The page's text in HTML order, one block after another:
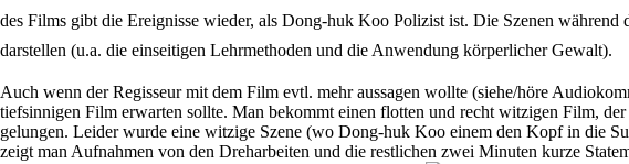
des Films gibt die Ereignisse wieder, als Dong-huk Koo Polizist ist. Die Szenen
darstellen (u.a. die einseitigen Lehrmethoden und die Anwendung körperlicher Gewalt).
Auch wenn der Regisseur mit dem Film evtl. mehr aussagen wollte (siehe/höre
tiefsinnigen Film erwarten sollte. Man bekommt einen flotten und recht witzigen Film, der
gelungen. Leider wurde eine witzige Szene (wo Dong-huk Koo einem den Kopf in die
zeigt man Aufnahmen von den Dreharbeiten und die restlichen zwei Minuten kurze